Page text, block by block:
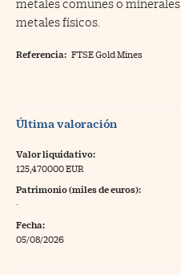
metales comunes o
metales físicos.
Referencia: FTSE Gold Mines
Última valoración
Valor liquidativo:
125,470000 EUR
Patrimonio (miles de euros):
·
Fecha:
05/08/2026